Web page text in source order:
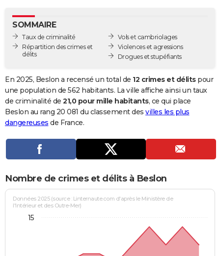
GUIDES D'ACHAT
BONS PLANS
Carte de Noël
Carte Bonne année
Carte Saint-Valentin
Carte Pâques
Carte d'anniversaire
DICTIONNAIRE
Dictionnaire
Biographies
Citations
Expressions
Proverbes
PROGRAMME TV
Se connecter
Entreprises
Service militaire
Avis de recherche
AVIS DE DÉCÈS
Bricolage
Lifestyle
Culture
Sport
Auto
Television
Voyage
Cinema
SOMMAIRE
Taux de criminalité
Répartition des crimes et
délits
Vols et cambriolages
Violences et agressions
Drogues et stupéfiants
En 2025, Beslon a recensé un total de 12 crimes et délitspour
une population de 562 habitants. La ville affiche ainsi un taux
de criminalité de 21,0 pour mille habitants, ce qui place
Beslon au rang 20 081 du classement des villes les plus
dangereuses de France.
Nombre de crimes et délits à Beslon
Données 2025 (source : Linternaute.com d'après le Ministère de
l'Intérieur et des Outre-Mer)
15